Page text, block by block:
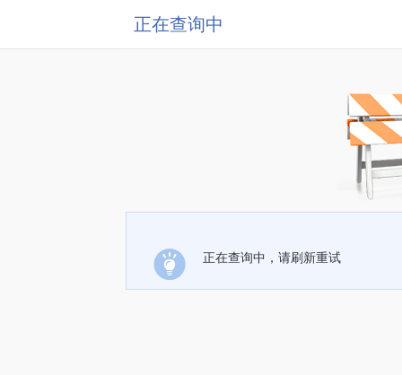
正在查询中
正在查询中，请刷新重试